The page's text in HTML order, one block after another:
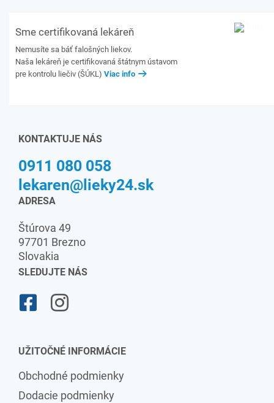
Sme certifikovaná lekáreň
Nemusíte sa báť falošných liekov.
Naša lekáreň je certifikovaná štátnym ústavom
pre kontrolu liečiv (ŠÚKL) Viac info
KONTAKTUJE NÁS
0911 080 058
lekaren@lieky24.sk
ADRESA
Štúrova 49
97701 Brezno
Slovakia
SLEDUJTE NÁS
UŽITOČNÉ INFORMÁCIE
Obchodné podmienky
Dodacie podmienky